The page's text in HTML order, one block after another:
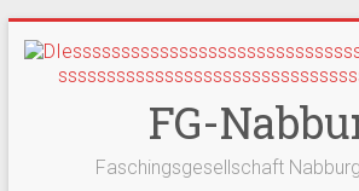
Inhalt
springen
FG-
Faschingsgesellschaft